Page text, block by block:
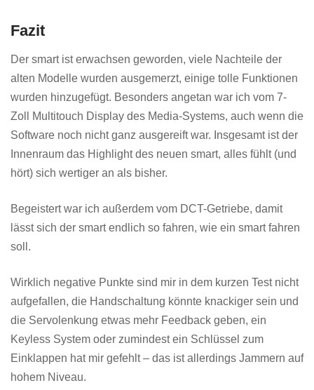
Fazit
Der smart ist erwachsen geworden, viele Nachteile der
alten Modelle wurden ausgemerzt, einige tolle Funktionen
wurden hinzugefügt. Besonders angetan war ich vom 7-
Zoll Multitouch Display des Media-Systems, auch wenn die
Software noch nicht ganz ausgereift war. Insgesamt ist der
Innenraum das Highlight des neuen smart, alles fühlt (und
hört) sich wertiger an als bisher.
Begeistert war ich außerdem vom DCT-Getriebe, damit
lässt sich der smart endlich so fahren, wie ein smart fahren
soll.
Wirklich negative Punkte sind mir in dem kurzen Test nicht
aufgefallen, die Handschaltung könnte knackiger sein und
die Servolenkung etwas mehr Feedback geben, ein
Keyless System oder zumindest ein Schlüssel zum
Einklappen hat mir gefehlt – das ist allerdings Jammern auf
hohem Niveau.